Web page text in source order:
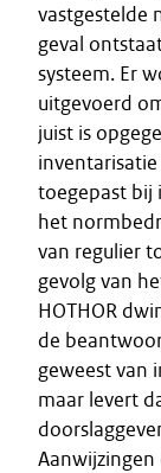
vastgestelde
geval
systeem. Er
uitgevoerd
juist is
toegepast bij
het
van regulier
gevolg van
HOTHOR
de
geweest van
maar levert
Aanwijzingen